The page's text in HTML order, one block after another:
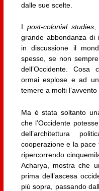
dalle sue scelte.
I post-colonial studies,
grande abbondanza di
in discussione il
spesso, se non
dell’Occidente. Cosa
ormai esplose e ad
temere a molti
Ma è stata soltanto
che l’Occidente
dell’architettura
cooperazione e la pace
ripercorrendo
Acharya, mostra che
prima dell’ascesa
più sopra, passando